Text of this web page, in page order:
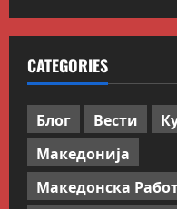
1
CATEGORIES
Блог Вести
Македонија
Македонска